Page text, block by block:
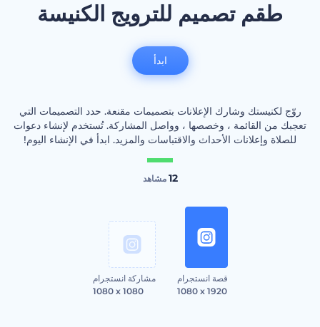
طقم تصميم للترويج الكنيسة
روّج لكنيستك وشارك الإعلانات بتصميمات مقنعة. حدد التصميمات التي
تعجبك من القائمة ، وخصصها ، وواصل المشاركة. تُستخدم لإنشاء دعوات
للصلاة وإعلانات الأحداث والاقتباسات والمزيد. ابدأ في الإنشاء اليوم!
12 مشاهد
قصة انستجرام
1080 x 1920
مشاركة انستجرام
1080 x 1080
ابدأ